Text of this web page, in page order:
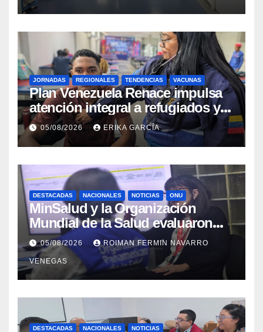
JORNADAS REGIONALES TENDENCIAS VACUNAS
​Plan Venezuela Renace impulsa
atención integral a refugiados y
evaluación de vacunación en
Aragua
05/08/2026 ERIKA GARCÍA
DESTACADAS NACIONALES NOTICIAS ONU
MinSalud y la Organización
Mundial de la Salud evaluaron
propuesta técnica integral en
materia de agua saneamiento e
higiene ante contingencia
sísmica
05/08/2026 ROIMAN FERMIN NAVARRO
VENEGAS
DESTACADAS NACIONALES NOTICIAS